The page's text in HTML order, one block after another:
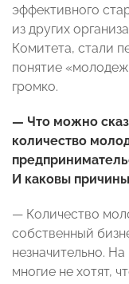
эффективного
из других
Комитета, стали
понятие
громко.
— Что можно
количество
И каковы
— Количество
собственный
незначительно.
многие не хотят,